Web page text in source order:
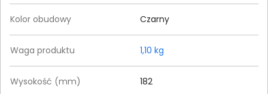
Kolor obudowy Czarny
Waga produktu 1,10 kg
Wysokość (mm) 182